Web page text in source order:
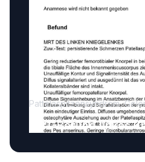
Pattelaspitzensyndrom,
MRT-Befund linkes